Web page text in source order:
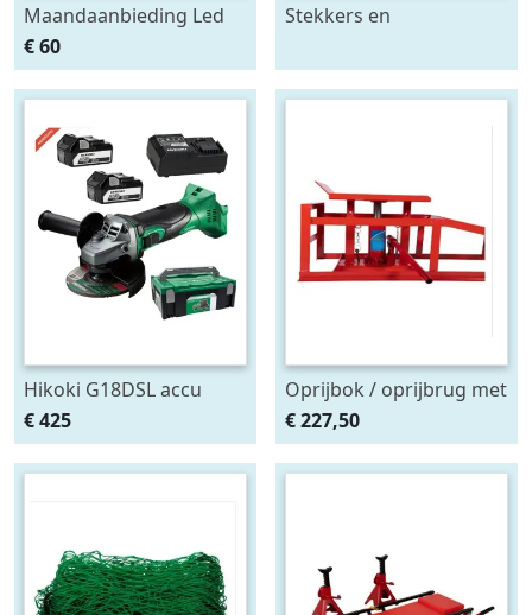
Maandaanbieding Led
achterlicht 12-24V links
m. breedtelamp
€ 60
Stekkers en
Hikoki G18DSL accu
haakse slijper (2x5Ah +
HSCII)
€ 425
Oprijbok / oprijbrug met
ingebouwde krik. set
2stuks
€ 227,50